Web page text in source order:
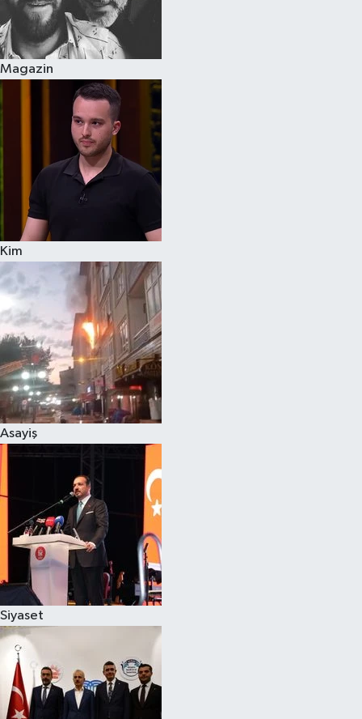
Magazin
Kim
Asayiş
Siyaset
Spor
Burç Yorumları
Çocuk
Eğitim
Hava Durumu
Kadın
Kim kimdir?
Kültür Sanat
Sağlık
Siyaset
Teknoloji
Televizyon
Yaşam-Çevre